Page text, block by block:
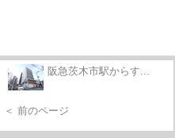
阪急茨木市駅からす...
＜ 前のページ